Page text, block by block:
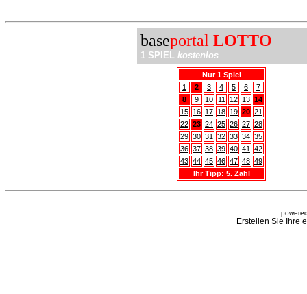
baseportal LOTTO
1 SPIEL kostenlos
Nur 1 Spiel
1
2 3 4 5 6
7
8
9 10 11 12 13 14
15 16 17 18 19 20 21
22 23 24 25 26 27 28
29 30 31 32 33 34 35
36 37 38 39 40 41
42
43 44 45 46 47 48 49
Ihr Tipp: 5. Zahl
Erstellen Sie Ihre